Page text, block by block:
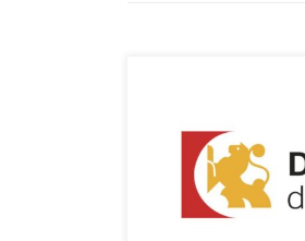
una ayuda de la
Córdoba dentro del
Alumbrado Navideño
proyecto: “Alquiler de
subvencionado: